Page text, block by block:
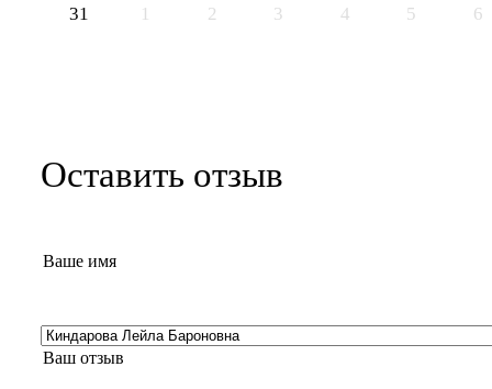
31
1 2 3 4 5 6
Оставить отзыв